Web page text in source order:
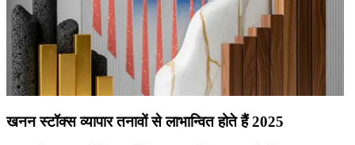
खनन स्टॉक्स व्यापार तनावों से लाभान्वित होते हैं 2025